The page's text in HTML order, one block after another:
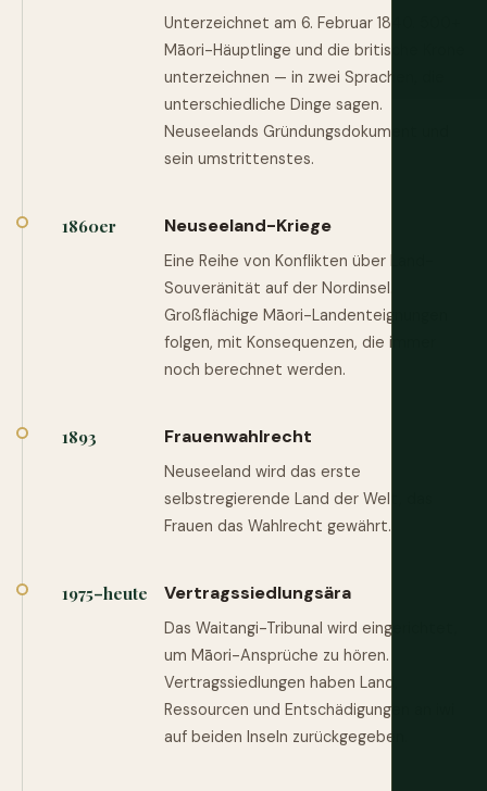
Unterzeichnet am 6. Februar 1840. 500+
Māori-Häuptlinge und die britische Krone
unterzeichnen — in zwei Sprachen, die
unterschiedliche Dinge sagen.
Neuseelands Gründungsdokument und
sein umstrittenstes.
1860er Neuseeland-Kriege
Eine Reihe von Konflikten über Land-
Souveränität auf der Nordinsel.
Großflächige Māori-Landenteignungen
folgen, mit Konsequenzen, die immer
noch berechnet werden.
1893 Frauenwahlrecht
Neuseeland wird das erste
selbstregierende Land der Welt, das
Frauen das Wahlrecht gewährt.
1975–heute Vertragssiedlungsära
Das Waitangi-Tribunal wird eingerichtet,
um Māori-Ansprüche zu hören.
Vertragssiedlungen haben Land,
Ressourcen und Entschädigungen an iwi
auf beiden Inseln zurückgegeben.